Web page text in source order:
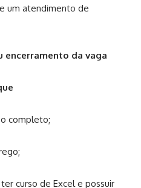
um atendimento de
encerramento da vaga
completo;
curso de Excel e possuir